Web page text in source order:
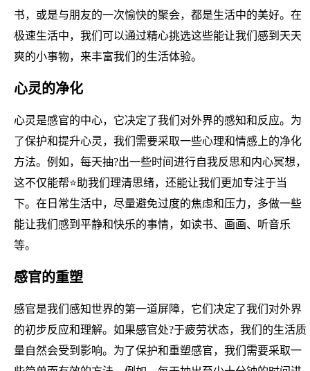
书，或是与朋友的一次愉快的聚会，都是生活中的美好。在
极速生活中，我们可以通过精心挑选这些能让我们感到天天
爽的小事物，来丰富我们的生活体验。
心灵的净化
心灵是感官的中心，它决定了我们对外界的感知和反应。为
了保护和提升心灵，我们需要采取一些心理和情感上的净化
方法。例如，每天抽?出一些时间进行自我反思和内心冥想，
这不仅能帮⭐助我们理清思绪，还能让我们更加专注于当
下。在日常生活中，尽量避免过度的焦虑和压力，多做一些
能让我们感到平静和快乐的事情，如读书、画画、听音乐
等。
感官的重塑
感官是我们感知世界的第一道屏障，它们决定了我们对外界
的初步反应和理解。如果感官处?于疲劳状态，我们的生活质
量自然会受到影响。为了保护和重塑感官，我们需要采取一